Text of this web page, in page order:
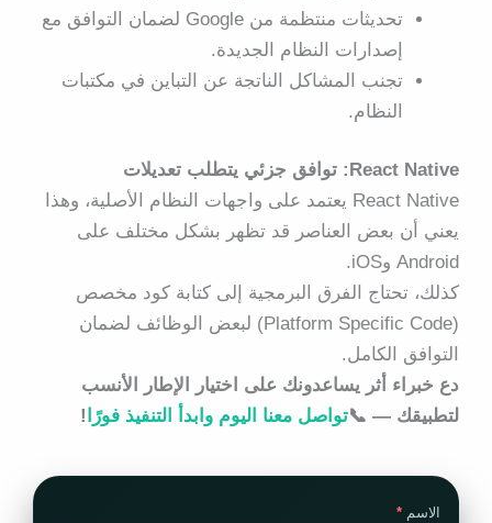
تحديثات منتظمة من Google لضمان التوافق مع
إصدارات النظام الجديدة.
تجنب المشاكل الناتجة عن التباين في مكتبات
النظام.
React Native: توافق جزئي يتطلب تعديلات
React Native يعتمد على واجهات النظام الأصلية، وهذا
يعني أن بعض العناصر قد تظهر بشكل مختلف على
Android وiOS.
كذلك، تحتاج الفرق البرمجية إلى كتابة كود مخصص
(Platform Specific Code) لبعض الوظائف لضمان
التوافق الكامل.
دع خبراء أثر يساعدونك على اختيار الإطار الأنسب
لتطبيقك — 📞تواصل معنا اليوم وابدأ التنفيذ فورًا !
الاسم